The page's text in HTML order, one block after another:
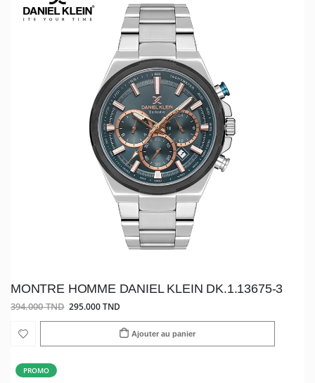
MONTRE HOMME DANIEL KLEIN DK.1.13675-3
394.000 TND 295.000 TND
Ajouter au panier
PROMO